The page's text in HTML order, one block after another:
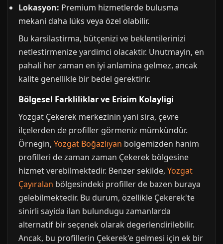
Lokasyon: Premium hizmetlerde bulusma
mekani daha lüks veya özel olabilir.
Bu karsilastirma, bütçenizi ve beklentilerinizi
netlestirmenize yardimci olacaktir. Unutmayin, en
pahali her zaman en iyi anlamina gelmez, ancak
kalite genellikle bir bedel gerektirir.
Bölgesel Farkliliklar ve Erisim Kolayligi
Yozgat Çekerek merkezinin yani sira, çevre
ilçelerden de profiller görmeniz mümkündür.
Örnegin, Yozgat Boğazlıyan bolgemizden hanim
profilleri de zaman zaman Çekerek bölgesine
hizmet verebilmektedir. Benzer sekilde, Yozgat
Çayıralan bölgesindeki profiller de bazen buraya
gelebilmektedir. Bu durum, özellikle Çekerek'te
sinirli sayida ilan bulundugu zamanlarda
alternatif bir seçenek olarak degerlendirilebilir.
Ancak, bu profillerin Çekerek'e gelmesi için ek bir